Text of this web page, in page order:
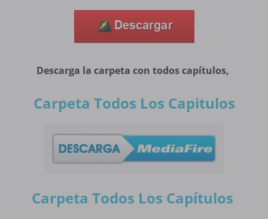
Descarga la carpeta con todos capítulos,
Carpeta Todos Los Capitulos
Carpeta Todos Los Capítulos